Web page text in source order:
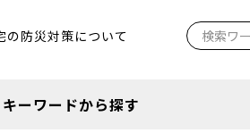
の防災対策について
キーワードから探す